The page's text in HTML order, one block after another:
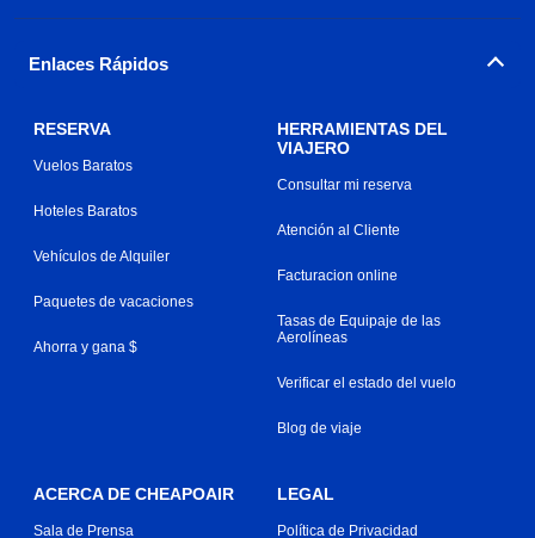
Enlaces Rápidos
RESERVA
Vuelos Baratos
Hoteles Baratos
Vehículos de Alquiler
Paquetes de vacaciones
Ahorra y gana $
HERRAMIENTAS DEL
VIAJERO
Consultar mi reserva
Atención al Cliente
Facturacion online
Tasas de Equipaje de las
Aerolíneas
Verificar el estado del vuelo
Blog de viaje
ACERCA DE CHEAPOAIR
Sala de Prensa
LEGAL
Política de Privacidad